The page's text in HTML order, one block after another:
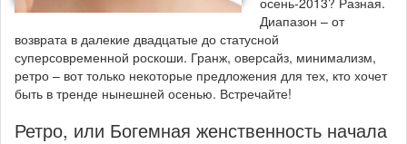
Диапазон – от
возврата в далекие двадцатые до статусной
суперсовременной роскоши. Гранж, оверсайз, минимализм,
ретро – вот только некоторые предложения для тех, кто хочет
быть в тренде нынешней осенью. Встречайте!
Ретро, или Богемная женственность начала